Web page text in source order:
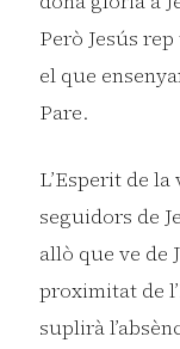
Però Jesús
el que
Pare.
L’Esperit de
seguidors de
allò que ve de
proximitat de
suplirà